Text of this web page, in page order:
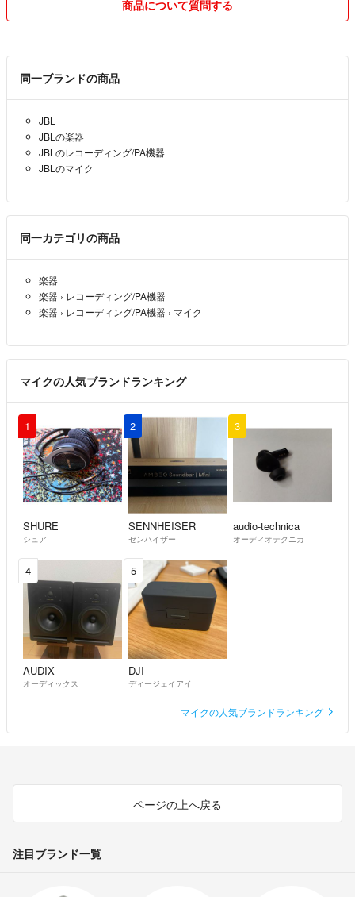
商品について質問する
同一ブランドの商品
JBL
JBLの楽器
JBLのレコーディング/PA機器
JBLのマイク
同一カテゴリの商品
楽器
楽器 › レコーディング/PA機器
楽器 › レコーディング/PA機器 › マイク
マイクの人気ブランドランキング
1
SHURE
シュア
2
SENNHEISER
ゼンハイザー
3
audio-technica
オーディオテクニカ
4
AUDIX
オーディックス
5
DJI
ディージェイアイ
マイクの人気ブランドランキング
ページの上へ戻る
注目ブランド一覧